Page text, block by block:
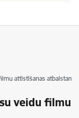
attīstīšanas atbalstam
veidu filmu